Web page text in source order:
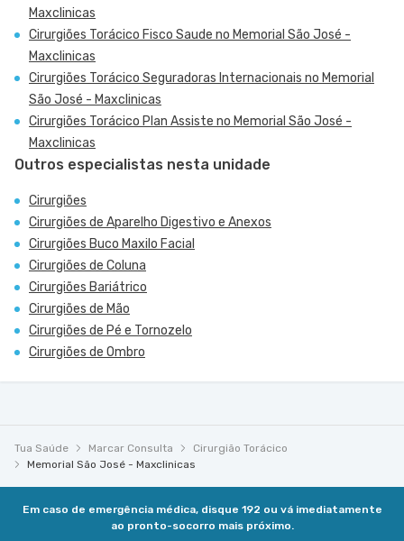
Maxclinicas
Cirurgiões Torácico Fisco Saude no Memorial São José -
Maxclinicas
Cirurgiões Torácico Seguradoras Internacionais no Memorial
São José - Maxclinicas
Cirurgiões Torácico Plan Assiste no Memorial São José -
Maxclinicas
Outros especialistas nesta unidade
Cirurgiões
Cirurgiões de Aparelho Digestivo e Anexos
Cirurgiões Buco Maxilo Facial
Cirurgiões de Coluna
Cirurgiões Bariátrico
Cirurgiões de Mão
Cirurgiões de Pé e Tornozelo
Cirurgiões de Ombro
Tua Saúde Marcar Consulta
Cirurgião Torácico
Memorial São José - Maxclinicas
Em caso de emergência médica, disque 192 ou vá imediatamente
ao pronto-socorro mais próximo.